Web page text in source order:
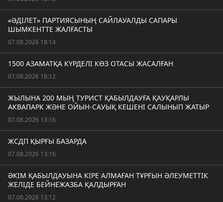
«ӘДІЛЕТ» ПАРТИЯСЫНЫҢ САЙЛАУАЛДЫ САПАРЫ
ШЫМКЕНТТЕ ЖАЛҒАСТЫ
07.08.2026 18:14
1500 АЗАМАТҚА КҮРДЕЛІ КӨЗ ОТАСЫ ЖАСАЛҒАН
07.08.2026 18:12
ЖЫЛЫНА 200 МЫҢ ТУРИСТ ҚАБЫЛДАУҒА ҚАУҚАРЛЫ
АКВАПАРК ЖӘНЕ ОЙЫН-САУЫҚ КЕШЕНІ САЛЫНЫП ЖАТЫР
07.08.2026 13:16
ЖСДП ҚЫРҒЫ БАЗАРДА
07.08.2026 13:16
ӘКІМ ҚАБЫЛДАУЫНА КІРЕ АЛМАҒАН ТҰРҒЫН ӘЛЕУМЕТТІК
ЖЕЛІДЕ БЕЙНЕЖАЗБА ҚАЛДЫРҒАН
07.08.2026 13:12